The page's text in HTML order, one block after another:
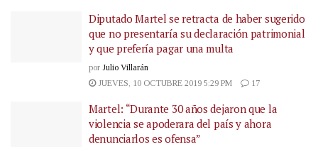
Diputado Martel se retracta de haber sugerido
que no presentaría su declaración patrimonial
y que prefería pagar una multa
por Julio Villarán
JUEVES, 10 OCTUBRE 2019 5:29 PM
17
Martel: “Durante 30 años dejaron que la
violencia se apoderara del país y ahora
denunciarlos es ofensa”